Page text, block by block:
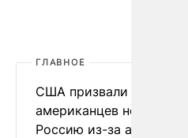
ГЛАВНОЕ
США призвали
американцев не
Россию из-за атак ВСУ